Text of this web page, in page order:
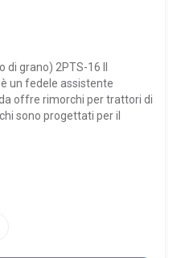
grano) 2PTS-16 Il
un fedele assistente
offre rimorchi per trattori di
sono progettati per il